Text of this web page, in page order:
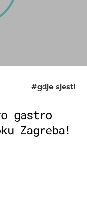
#gdje sjesti
gastro
Zagreba!